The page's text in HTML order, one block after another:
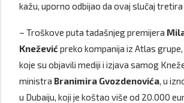
kažu, uporno odbijao da ovaj slučaj
– Troškove puta tadašnjeg premijera
Knežević preko kompanija iz Atlas
koje su objavili mediji i izjava samog
ministra Branimira Gvozdenovića, u
u Dubaiju, koji je koštao više od 20.000